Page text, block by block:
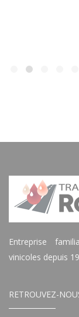
Entreprise
vinicoles depuis
RETROUVEZ-